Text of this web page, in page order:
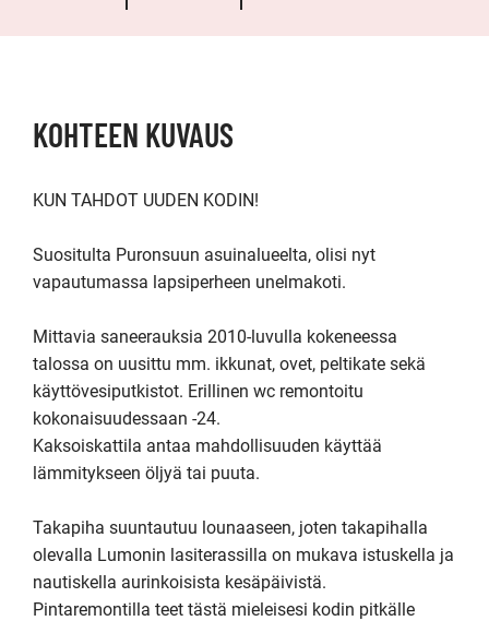
KOHTEEN KUVAUS
KUN TAHDOT UUDEN KODIN!
Suositulta Puronsuun asuinalueelta, olisi nyt
vapautumassa lapsiperheen unelmakoti.
Mittavia saneerauksia 2010-luvulla kokeneessa
talossa on uusittu mm. ikkunat, ovet, peltikate sekä
käyttövesiputkistot. Erillinen wc remontoitu
kokonaisuudessaan -24.
Kaksoiskattila antaa mahdollisuuden käyttää
lämmitykseen öljyä tai puuta.
Takapiha suuntautuu lounaaseen, joten takapihalla
olevalla Lumonin lasiterassilla on mukava istuskella ja
nautiskella aurinkoisista kesäpäivistä.
Pintaremontilla teet tästä mieleisesi kodin pitkälle